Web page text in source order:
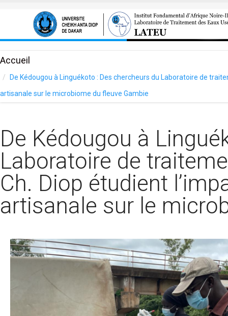
Accueil
De Kédougou à Linguékoto : Des chercheurs du Laboratoire de
artisanale sur le microbiome du fleuve Gambie
De Kédougou à
Laboratoire de
Ch. Diop étudient
artisanale sur le